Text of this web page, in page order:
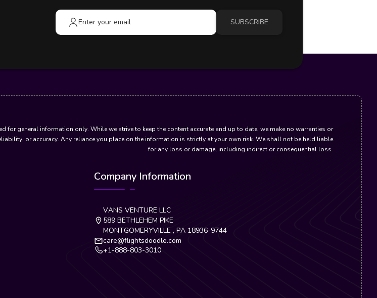
SUBSCRIBE
for general information only. While we strive to keep the content accurate and up to date, we make no warranties or
or accuracy. Any reliance you place on the information is strictly at your own risk. We shall not be held liable
for any loss or damage, including indirect or consequential loss.
Company Information
VANS VENTURE LLC
589 BETHLEHEM PIKE
MONTGOMERYVILLE , PA 18936-9744
care@flightsdoodle.com
+1-888-803-3010